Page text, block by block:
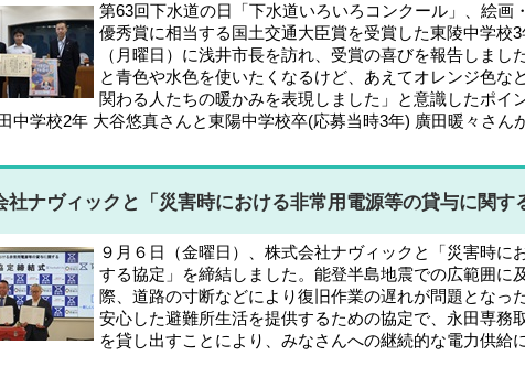
第63回下水道の日「下水道いろいろコンクール」、絵画
優秀賞に相当する国土交通大臣賞を受賞した東陵中学校
（月曜日）に浅井市長を訪れ、受賞の喜びを報告しまし
と青色や水色を使いたくなるけど、あえてオレンジ色な
関わる人たちの暖かみを表現しました」と意識したポイ
中学校2年 大谷悠真さんと東陽中学校卒(応募当時3年) 廣田暖々さん
社ナヴィックと「災害時における非常用電源等の貸与に関す
９月６日（金曜日）、株式会社ナヴィックと「災害時に
する協定」を締結しました。能登半島地震での広範囲に
際、道路の寸断などにより復旧作業の遅れが問題となっ
安心した避難所生活を提供するための協定で、永田専務
を貸し出すことにより、みなさんへの継続的な電力供給